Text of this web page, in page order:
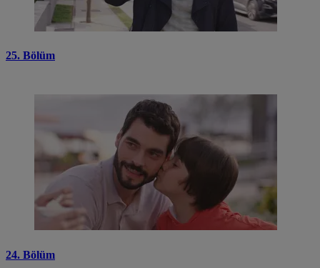
25. Bölüm
24. Bölüm